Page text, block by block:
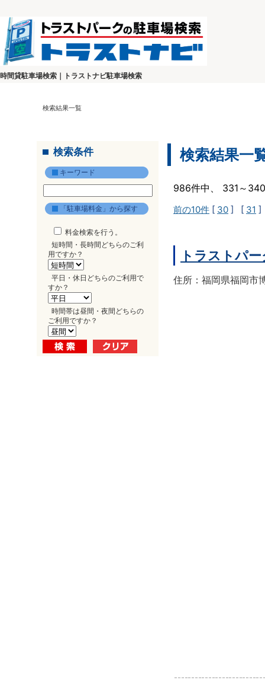
時間貸駐車場検索｜トラストナビ駐車場検索
検索結果一覧
検索条件
キーワード
「駐車場料金」から探す
料金検索を行う。
短時間・長時間どちらのご利
用ですか？
平日・休日どちらのご利用で
すか？
時間帯は昼間・夜間どちらの
ご利用ですか？
検索結果一
986件中、 331～
前の10件 [ 30 ] [ 31
トラストパ
住所：福岡県福岡市